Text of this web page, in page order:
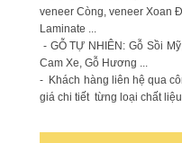
veneer Còng, veneer Xoan
Laminate ...
- GỖ TỰ NHIÊN: Gỗ Sồi
Cam Xe, Gỗ Hương ...
- Khách hàng liên hệ qua
giá chi tiết từng loại chất